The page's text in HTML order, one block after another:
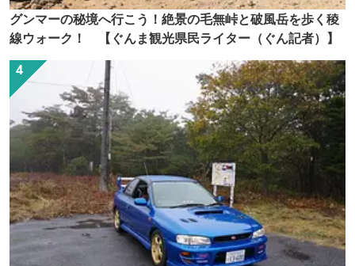
グンマーの秘境へ行こう！絶景の毛無峠と破風岳を歩く稜
線ウォーク！ 【ぐんま観光県民ライター（ぐん記者）】